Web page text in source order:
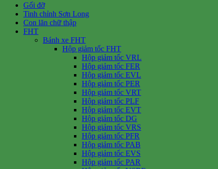
Gối đỡ
Tinh chỉnh Sơn Long
Con lăn chữ thập
FHT
Bánh xe FHT
Hộp giảm tốc FHT
Hộp giảm tốc VRL
Hộp giảm tốc FER
Hộp giảm tốc EVL
Hộp giảm tốc PER
Hộp giảm tốc VRT
Hộp giảm tốc PLF
Hộp giảm tốc EVT
Hộp giảm tốc DG
Hộp giảm tốc VRS
Hộp giảm tốc PFR
Hộp giảm tốc PAB
Hộp giảm tốc EVS
Hộp giảm tốc PAR